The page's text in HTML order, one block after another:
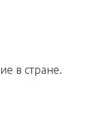
в стране.